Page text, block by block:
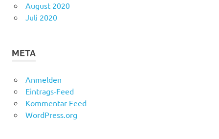
August 2020
Juli 2020
META
Anmelden
Eintrags-Feed
Kommentar-Feed
WordPress.org